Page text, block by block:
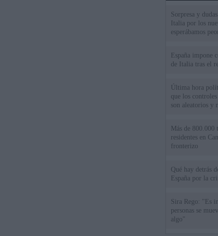
Sorpresa y
Italia por los
esperábamos
España impone
de Italia tras el
Última hora
que los
son aleatorios y
Más de 800.000
residentes en
fronterizo
Qué hay detrás
España por la
Sira Rego: "Es
personas se
algo"